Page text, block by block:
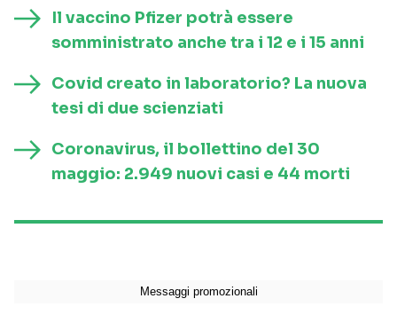
Il vaccino Pfizer potrà essere
somministrato anche tra i 12 e i 15 anni
Covid creato in laboratorio? La nuova
tesi di due scienziati
Coronavirus, il bollettino del 30
maggio: 2.949 nuovi casi e 44 morti